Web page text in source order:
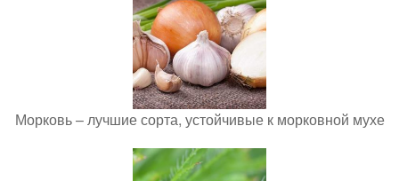
Морковь – лучшие сорта, устойчивые к морковной мухе